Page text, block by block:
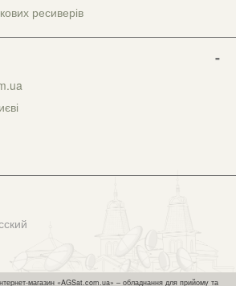
ресиверів
магазин «AGSat.com.ua» – обладнання для прийому та